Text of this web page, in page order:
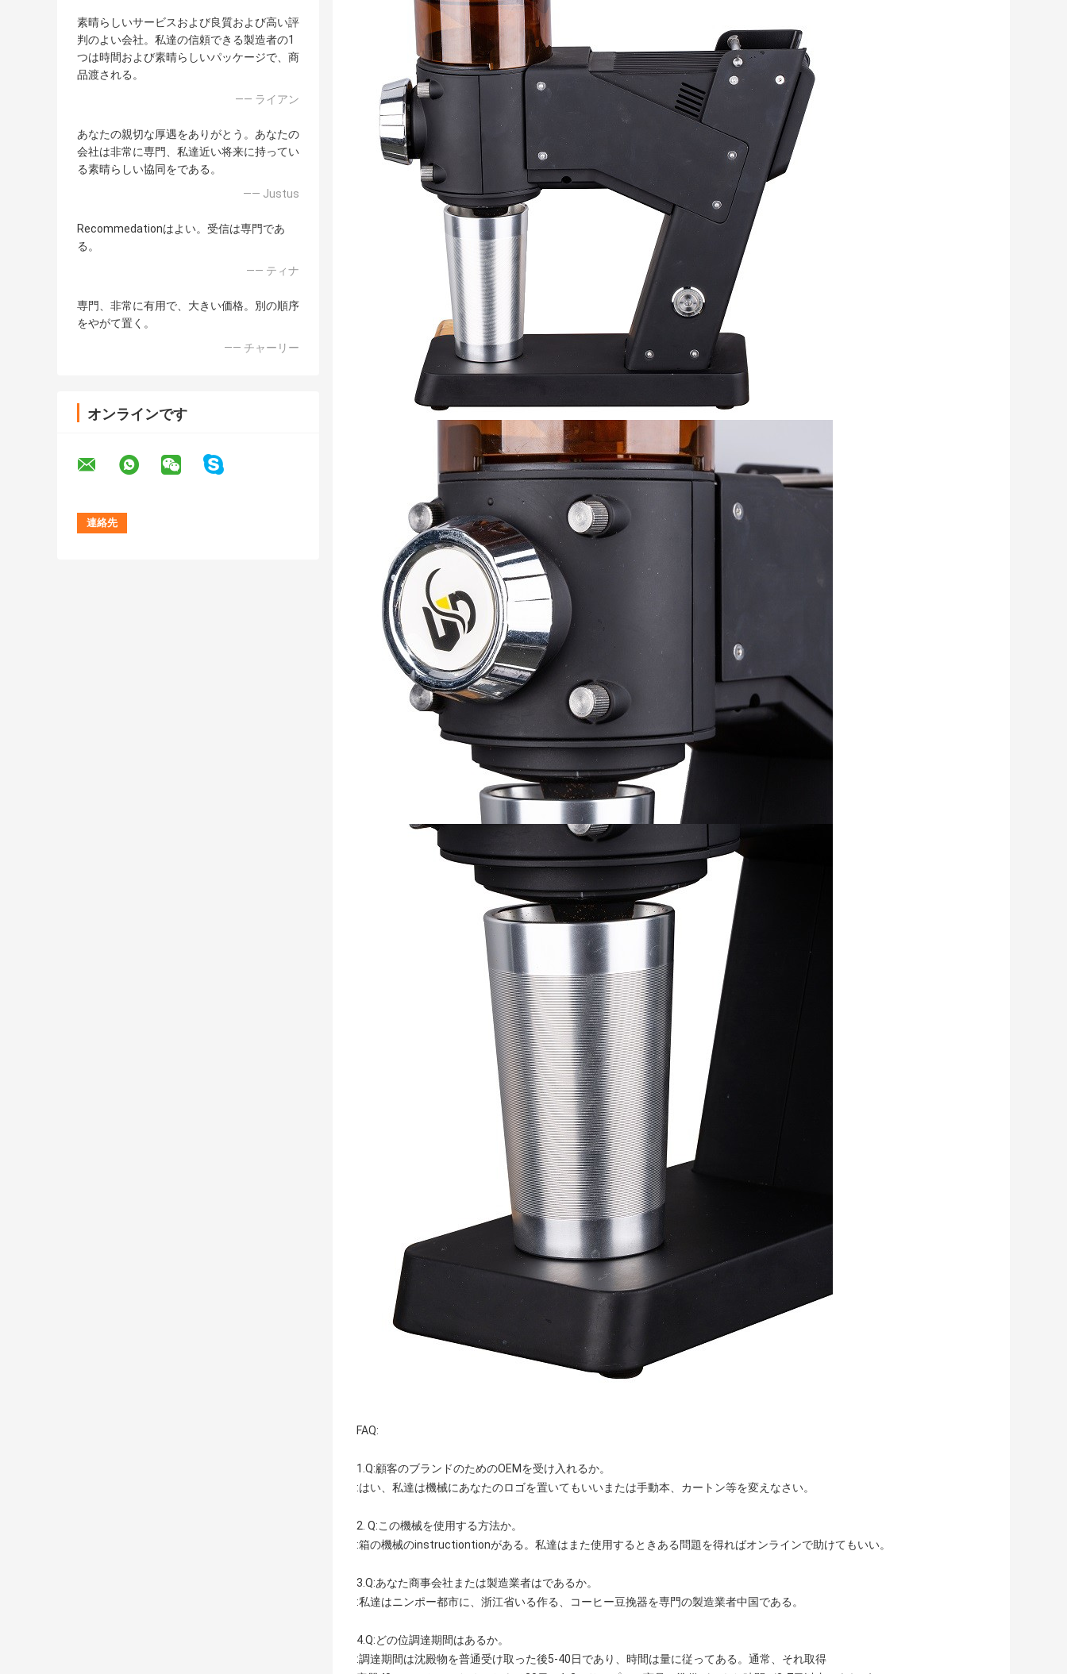
素晴らしいサービスおよび良質および高い評
判のよい会社。私達の信頼できる製造者の1
つは時間および素晴らしいパッケージで、商
品渡される。
—— ライアン
あなたの親切な厚遇をありがとう。あなたの
会社は非常に専門、私達近い将来に持ってい
る素晴らしい協同をである。
—— Justus
Recommedationはよい。受信は専門であ
る。
—— ティナ
専門、非常に有用で、大きい価格。別の順序
をやがて置く。
—— チャーリー
オンラインです
FAQ:
1.Q:顧客のブランドのためのOEMを受け入れるか。
:はい、私達は機械にあなたのロゴを置いてもいいまたは手動本、カートン等を変えなさい。
2. Q:この機械を使用する方法か。
:箱の機械のinstructiontionがある。私達はまた使用するときある問題を得ればオンラインで助けてもいい。
3.Q:あなた商事会社または製造業者はであるか。
:私達はニンポー都市に、浙江省いる作る、コーヒー豆挽器を専門の製造業者中国である。
4.Q:どの位調達期間はあるか。
:調達期間は沈殿物を普通受け取った後5-40日であり、時間は量に従ってある。通常、それ取得